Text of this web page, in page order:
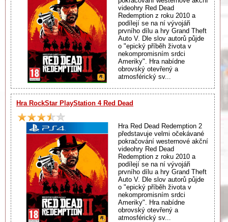
videohry Red Dead
Redemption z roku 2010 a
podílejí se na ní vývojáři
prvního dílu a hry Grand Theft
Auto V. Dle slov autorů půjde
o "epický příběh života v
nekompromisním srdci
Ameriky". Hra nabídne
obrovský otevřený a
atmosférický sv...
Hra RockStar PlayStation 4 Red Dead
Hra Red Dead Redemption 2
představuje velmi očekávané
pokračování westernové akční
videohry Red Dead
Redemption z roku 2010 a
podílejí se na ní vývojáři
prvního dílu a hry Grand Theft
Auto V. Dle slov autorů půjde
o "epický příběh života v
nekompromisním srdci
Ameriky". Hra nabídne
obrovský otevřený a
atmosférický sv...